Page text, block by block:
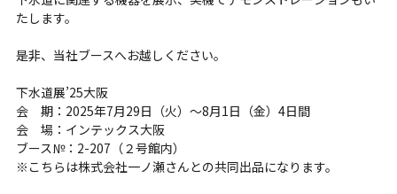
たします。
是非、当社ブースへお越しください。
下水道展’25大阪
会 期：2025年7月29日（火）～8月1日（金）4日間
会 場：インテックス大阪
ブース№：2-207（２号館内）
※こちらは株式会社一ノ瀬さんとの共同出品になります。